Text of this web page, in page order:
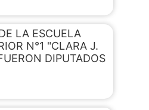
LA ESCUELA
N°1 "CLARA J.
DIPUTADOS